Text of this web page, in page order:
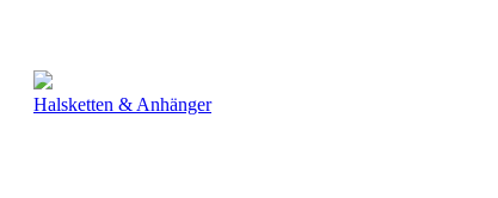
Halsketten & Anhänger